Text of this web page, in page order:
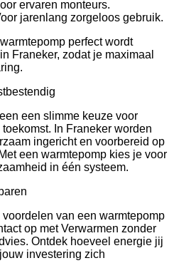
ervaren monteurs.
jarenlang zorgeloos gebruik.
perfect wordt
Franeker, zodat je maximaal
een slimme keuze voor
In Franeker worden
ingericht en voorbereid op
een warmtepomp kies je voor
in één systeem.
van een warmtepomp
op met Verwarmen zonder
Ontdek hoeveel energie jij
investering zich